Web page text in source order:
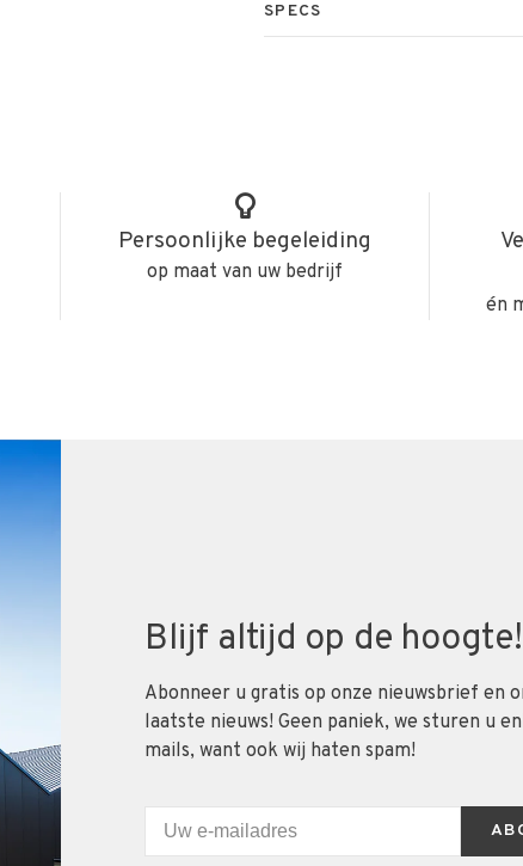
SPECS
Persoonlijke begeleiding
op maat van uw bedrijf
én
Blijf altijd op de hoogte!
Abonneer u gratis op onze nieuwsbrief en
laatste nieuws! Geen paniek, we sturen u
mails, want ook wij haten spam!